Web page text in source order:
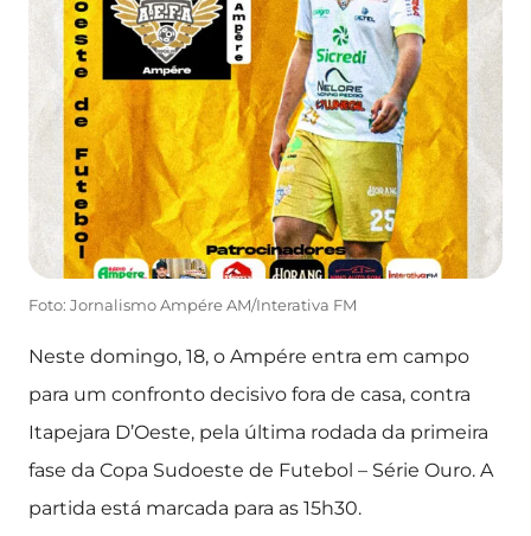
Foto: Jornalismo Ampére AM/Interativa FM
Neste domingo, 18, o Ampére entra em campo
para um confronto decisivo fora de casa, contra
Itapejara D’Oeste, pela última rodada da primeira
fase da Copa Sudoeste de Futebol – Série Ouro. A
partida está marcada para as 15h30.